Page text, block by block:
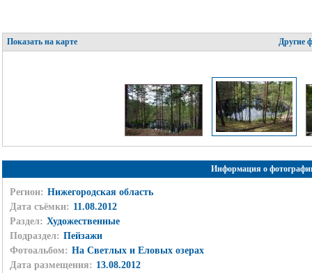
Показать на карте Другие
Информация о
Регион: Нижегородская область
Дата съёмки: 11.08.2012
Раздел: Художественные
Подраздел: Пейзажи
Фотоальбом: На Светлых и Еловых озерах
Дата размещения: 13.08.2012